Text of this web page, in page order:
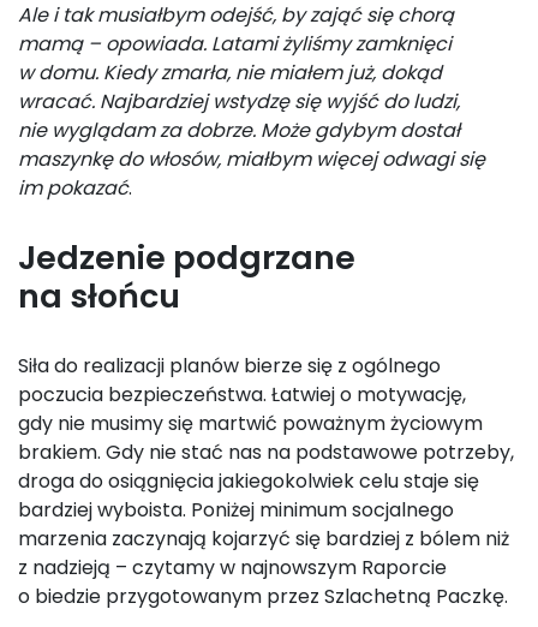
Ale i tak musiałbym odejść, by zająć się chorą
mamą – opowiada. Latami żyliśmy zamknięci
w domu. Kiedy zmarła, nie miałem już, dokąd
wracać. Najbardziej wstydzę się wyjść do ludzi,
nie wyglądam za dobrze. Może gdybym dostał
maszynkę do włosów, miałbym więcej odwagi się
im pokazać.
Jedzenie podgrzane
na słońcu
Siła do realizacji planów bierze się z ogólnego
poczucia bezpieczeństwa. Łatwiej o motywację,
gdy nie musimy się martwić poważnym życiowym
brakiem. Gdy nie stać nas na podstawowe potrzeby,
droga do osiągnięcia jakiegokolwiek celu staje się
bardziej wyboista. Poniżej minimum socjalnego
marzenia zaczynają kojarzyć się bardziej z bólem niż
z nadzieją – czytamy w najnowszym Raporcie
o biedzie przygotowanym przez Szlachetną Paczkę.